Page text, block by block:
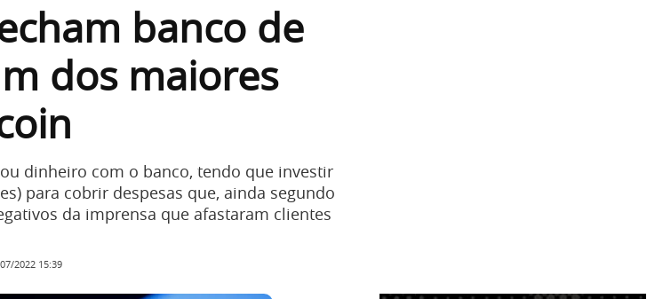
banco de
dos maiores
dinheiro com o banco, tendo que investir
para cobrir despesas que, ainda segundo
da imprensa que afastaram clientes
2022 15:39